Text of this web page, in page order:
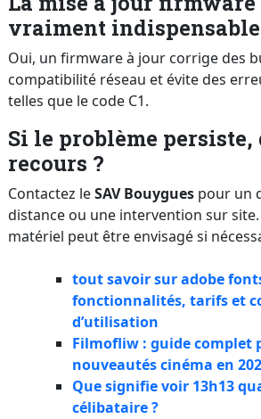
vraiment
Oui, un firmware à jour corrige des
compatibilité réseau et évite des
telles que le code C1.
Si le problème persiste,
recours ?
Contactez leSAV Bouyguespour un
distance ou une intervention sur
matériel peut être envisagé si
tout savoir sur adobe
fonctionnalités, tarifs et
d’utilisation
Filmofliw : guide complet
nouveautés cinéma en
Que signifie voir 13h13
célibataire ?